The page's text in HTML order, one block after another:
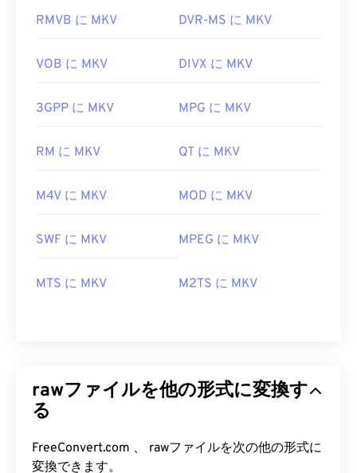
RMVB に MKV DVR-MS に MKV
VOB に MKV DIVX に MKV
3GPP に MKV MPG に MKV
RM に MKV QT に MKV
M4V に MKV MOD に MKV
SWF に MKV MPEG に MKV
MTS に MKV M2TS に MKV
rawファイルを他の形式に変換す
る
FreeConvert.com 、 rawファイルを次の他の形式に
変換できます。